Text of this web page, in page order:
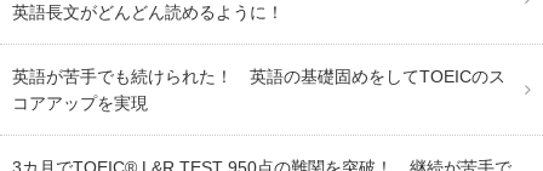
英語長文がどんどん読めるように！
英語が苦手でも続けられた！ 英語の基礎固めをしてTOEICのス
コアアップを実現